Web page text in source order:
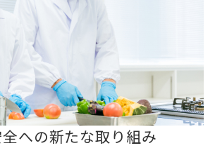
への新たな取り組み